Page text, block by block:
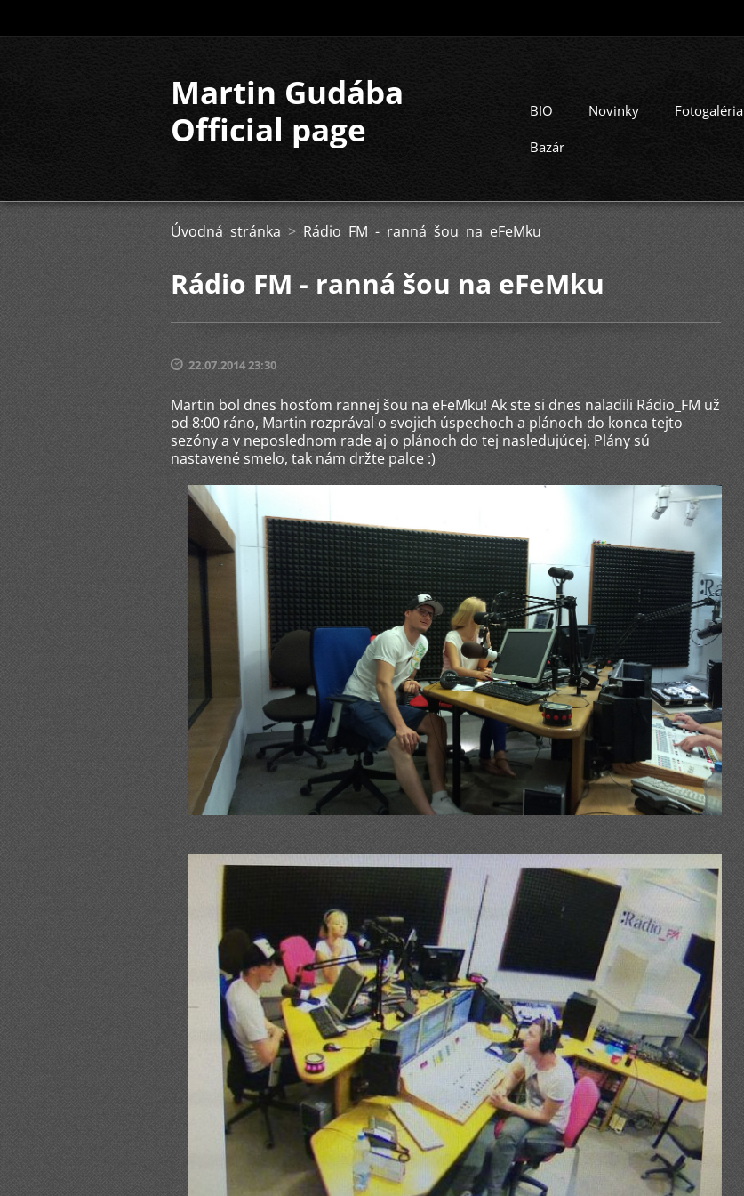
Martin Gudába
Official page
BIO Novinky Fotogaléria
Bazár
Úvodná stránka > Rádio FM - ranná šou na eFeMku
Rádio FM - ranná šou na eFeMku
22.07.2014 23:30
Martin bol dnes hosťom rannej šou na eFeMku! Ak ste si dnes naladili Rádio_FM už
od 8:00 ráno, Martin rozprával o svojich úspechoch a plánoch do konca tejto
sezóny a v neposlednom rade aj o plánoch do tej nasledujúcej. Plány sú
nastavené smelo, tak nám držte palce :)